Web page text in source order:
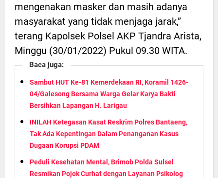
mengenakan masker dan masih adanya
masyarakat yang tidak menjaga jarak,”
terang Kapolsek Polsel AKP Tjandra Arista,
Minggu (30/01/2022) Pukul 09.30 WITA.
Baca juga:
Sambut HUT Ke-81 Kemerdekaan RI, Koramil 1426-
04/Galesong Bersama Warga Gelar Karya Bakti
Bersihkan Lapangan H. Larigau
INILAH Ketegasan Kasat Reskrim Polres Bantaeng,
Tak Ada Kepentingan Dalam Penanganan Kasus
Dugaan Korupsi PDAM
Peduli Kesehatan Mental, Brimob Polda Sulsel
Resmikan Pojok Curhat dengan Layanan Psikolog